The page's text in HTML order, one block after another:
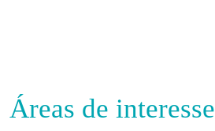
Áreas de interesse